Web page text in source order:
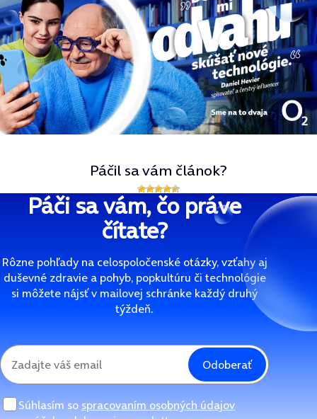
Páčil sa vám článok?
Páči sa vám, čo práve
čítate?
Rôzne pohľady na celospoločenské otázky, vzťahy aj
duševné zdravie a pohyb, popkultúru či technológie
si môžete nájsť v mailovej schránke každý druhý
týždeň.
Odoberať
Súhlasím so spracovaním osobných údajov